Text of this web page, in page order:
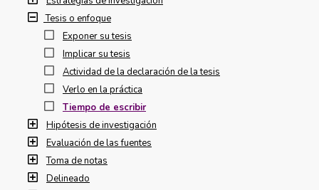
Tesis o enfoque
Exponer su tesis
Implicar su tesis
Actividad de la declaración de la tesis
Verlo en la práctica
Tiempo de escribir
Hipótesis de investigación
Evaluación de las fuentes
Toma de notas
Delineado